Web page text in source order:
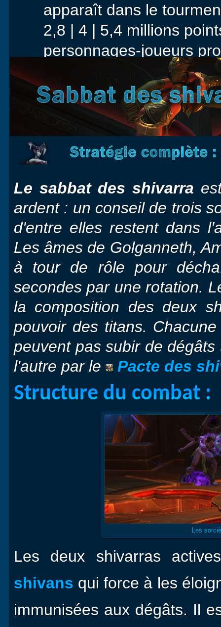
apparaît dans le
2,8 | 4 | 5,4 millions
personnages-joueurs
Le sabbat des shivarra
ardent : un conseil de trois
d'entre elles restent dans
Les âmes de Golganneth,
à tour de rôle pour
secondes par une rotation.
la composition des deux
pouvoir des titans.
peuvent pas subir de
l'autre par le
Pacte des
Structure du combat :
Les
Les deux shivarras
shivans qui force à les
immunisées aux dégâts. Il